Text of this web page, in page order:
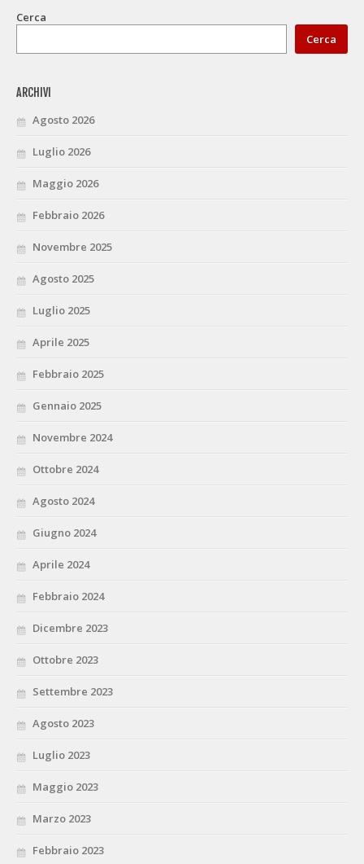
Cerca
Cerca
ARCHIVI
Agosto 2026
Luglio 2026
Maggio 2026
Febbraio 2026
Novembre 2025
Agosto 2025
Luglio 2025
Aprile 2025
Febbraio 2025
Gennaio 2025
Novembre 2024
Ottobre 2024
Agosto 2024
Giugno 2024
Aprile 2024
Febbraio 2024
Dicembre 2023
Ottobre 2023
Settembre 2023
Agosto 2023
Luglio 2023
Maggio 2023
Marzo 2023
Febbraio 2023